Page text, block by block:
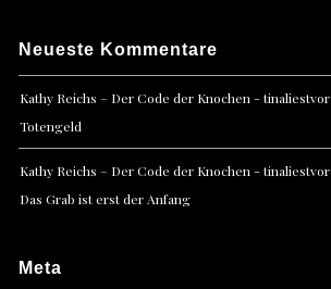
Neueste Kommentare
Kathy Reichs – Der Code der Knochen - tinaliestvor
Totengeld
Kathy Reichs – Der Code der Knochen - tinaliestvor
Das Grab ist erst der Anfang
Meta